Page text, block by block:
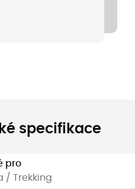
specifikace
pro
/ Trekking